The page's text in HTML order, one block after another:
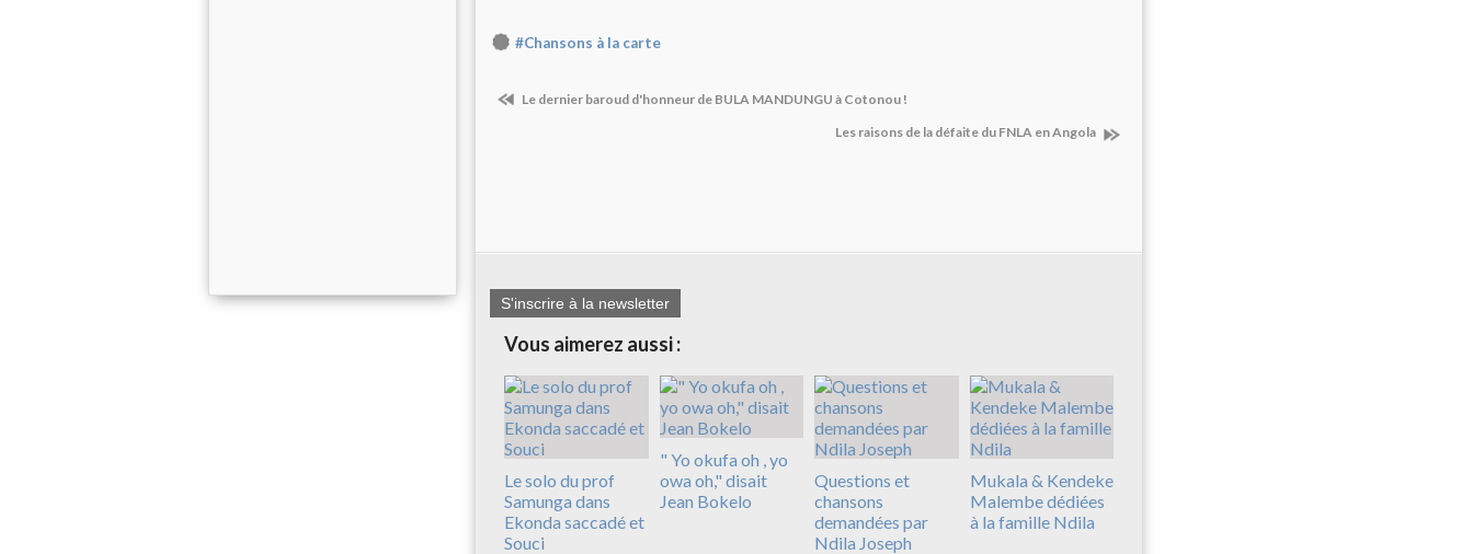
#Chansons à la carte
Le dernier baroud d'honneur de BULA MANDUNGU à Cotonou !
Les raisons de la défaite du FNLA en Angola
S'inscrire à la newsletter
Vous aimerez aussi :
Le solo du prof
Samunga dans
Ekonda saccadé et
Souci
" Yo okufa oh , yo
owa oh," disait
Jean Bokelo
Questions et
chansons
demandées par
Ndila Joseph
Mukala & Kendeke
Malembe dédiées
à la famille Ndila